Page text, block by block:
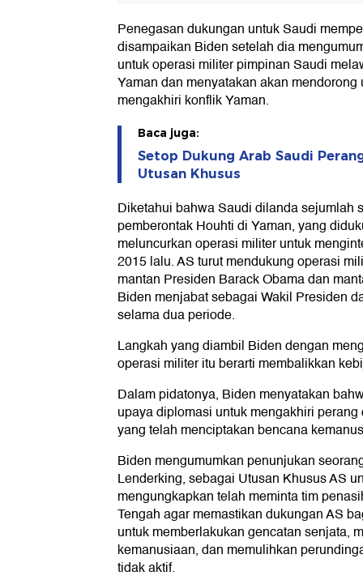
Penegasan dukungan untuk Saudi
disampaikan Biden setelah dia
untuk operasi militer pimpinan Saudi
Yaman dan menyatakan akan
mengakhiri konflik Yaman.
Baca juga:
Setop Dukung Arab Saudi
Utusan Khusus
Diketahui bahwa Saudi dilanda sejumlah
pemberontak Houhti di Yaman, yang
meluncurkan operasi militer untuk
2015 lalu. AS turut mendukung operasi
mantan Presiden Barack Obama dan
Biden menjabat sebagai Wakil Presiden
selama dua periode.
Langkah yang diambil Biden dengan
operasi militer itu berarti membalikkan
Dalam pidatonya, Biden menyatakan
upaya diplomasi untuk mengakhiri
yang telah menciptakan bencana
Biden mengumumkan penunjukan
Lenderking, sebagai Utusan Khusus AS
mengungkapkan telah meminta tim
Tengah agar memastikan dukungan AS
untuk memberlakukan gencatan senjata,
kemanusiaan, dan memulihkan
tidak aktif.